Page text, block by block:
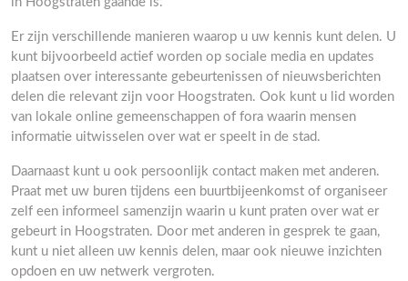
Er zijn verschillende manieren waarop u uw kennis kunt delen. U
kunt bijvoorbeeld actief worden op sociale media en updates
plaatsen over interessante gebeurtenissen of nieuwsberichten
delen die relevant zijn voor Hoogstraten. Ook kunt u lid worden
van lokale online gemeenschappen of fora waarin mensen
informatie uitwisselen over wat er speelt in de stad.
Daarnaast kunt u ook persoonlijk contact maken met anderen.
Praat met uw buren tijdens een buurtbijeenkomst of organiseer
zelf een informeel samenzijn waarin u kunt praten over wat er
gebeurt in Hoogstraten. Door met anderen in gesprek te gaan,
kunt u niet alleen uw kennis delen, maar ook nieuwe inzichten
opdoen en uw netwerk vergroten.